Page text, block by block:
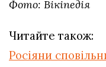
Фото: Вікіпедія
Читайте також:
Росіяни